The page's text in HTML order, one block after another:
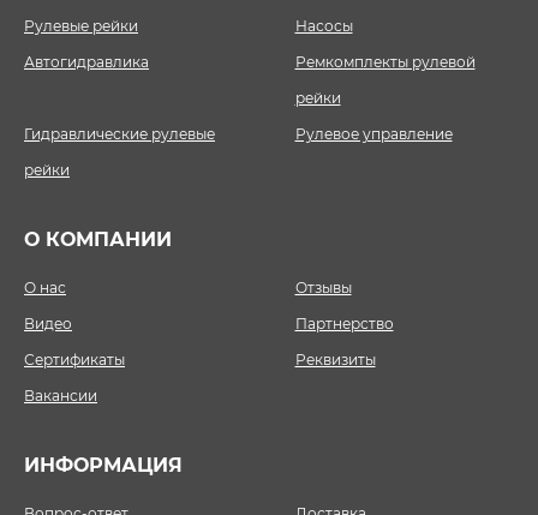
Рулевые рейки
Насосы
Автогидравлика
Ремкомплекты рулевой
рейки
Гидравлические рулевые
рейки
Рулевое управление
О КОМПАНИИ
О нас
Отзывы
Видео
Партнерство
Сертификаты
Реквизиты
Вакансии
ИНФОРМАЦИЯ